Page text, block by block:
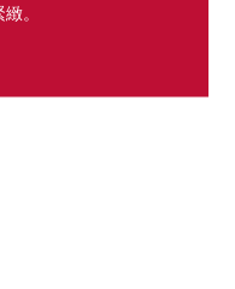
。